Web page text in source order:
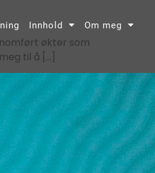
Innhold Om meg
økter som
til å […]